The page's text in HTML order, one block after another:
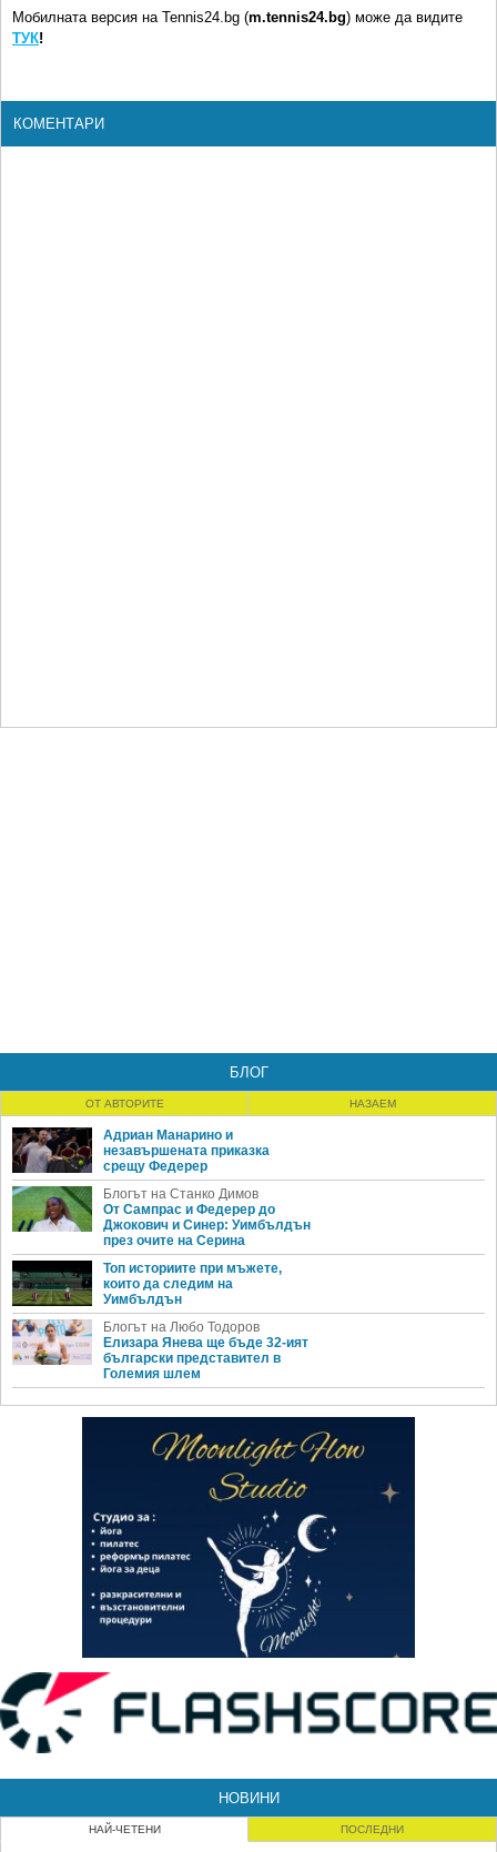
Мобилната версия на Tennis24.bg (m.tennis24.bg) може да видите
ТУК!
КОМЕНТАРИ
БЛОГ
ОТ АВТОРИТЕ НАЗАЕМ
Адриан Манарино и
незавършената приказка
срещу Федерер
Блогът на Станко Димов
От Сампрас и Федерер до
Джокович и Синер: Уимбълдън
през очите на Серина
Топ историите при мъжете,
които да следим на
Уимбълдън
Блогът на Любо Тодоров
Елизара Янева ще бъде 32-ият
български представител в
Големия шлем
НОВИНИ
НАЙ-ЧЕТЕНИ ПОСЛЕДНИ